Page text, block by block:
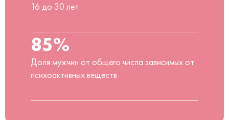
16 до 30 лет
85%
Доля мужчин от общего числа зависимых от
психоактивных веществ